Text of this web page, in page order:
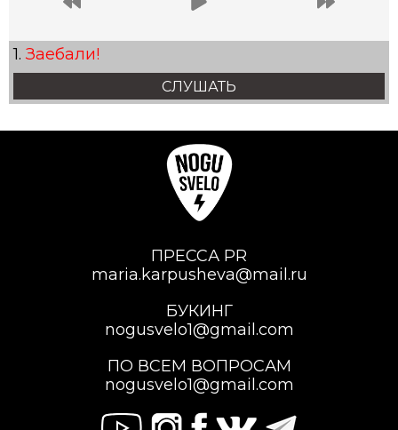
Заебали!
СЛУШАТЬ
ПРЕССА PR
maria.karpusheva@mail.ru
БУКИНГ
nogusvelo1@gmail.com
ПО ВСЕМ ВОПРОСАМ
nogusvelo1@gmail.com